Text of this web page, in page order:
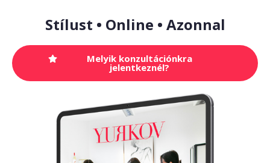
Stílust • Online • Azonnal
Melyik konzultációnkra
jelentkeznél?